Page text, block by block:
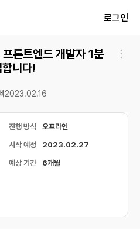
로그인
론트엔드 개발자 1분
니다!
2023.02.16
진행 방식 오프라인
시작 예정 2023.02.27
예상 기간 6개월